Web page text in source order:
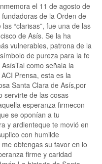
el 11 de agosto de
de la Orden de
“clarisas”, fue una de las
de Asís. Se la ha
vulnerables, patrona de la
de pureza para la fe
como señala la
Prensa, esta es la
Santa Clara de Asís,por
servirte de las cosas
esperanza firmecon
se oponían a tu
y ardienteque te movió en
con humilde
obtengas su favor en lo
firme y caridad